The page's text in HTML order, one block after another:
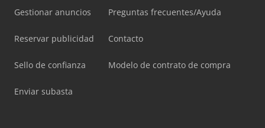
Gestionar anuncios
Reservar publicidad
Sello de confianza
Enviar subasta
Preguntas frecuentes/Ayuda
Contacto
Modelo de contrato de compra